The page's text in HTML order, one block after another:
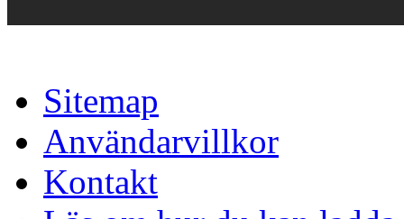
Sitemap
Användarvillkor
Kontakt